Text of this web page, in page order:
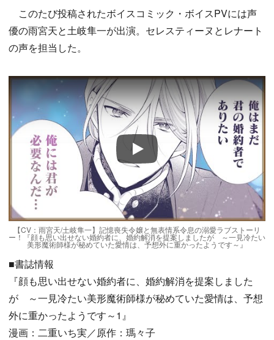
このたび投稿されたボイスコミック・ボイスPVには声
優の雨宮天と土岐隼一が出演。セレスティーヌとレナート
の声を担当した。
Play
【CV：雨宮天/土岐隼一】記憶喪失令嬢と無表情系令息の溺愛ラブストーリ
ー！『顔も思い出せない婚約者に、婚約解消を提案しましたが ～一見冷たい
美形魔術師様が秘めていた愛情は、予想外に重かったようです～』
■書誌情報
『顔も思い出せない婚約者に、婚約解消を提案しました
が ～一見冷たい美形魔術師様が秘めていた愛情は、予想
外に重かったようです～1』
漫画：二重いち実／原作：瑪々子